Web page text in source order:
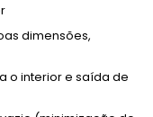
dimensões,
o interior e saída de